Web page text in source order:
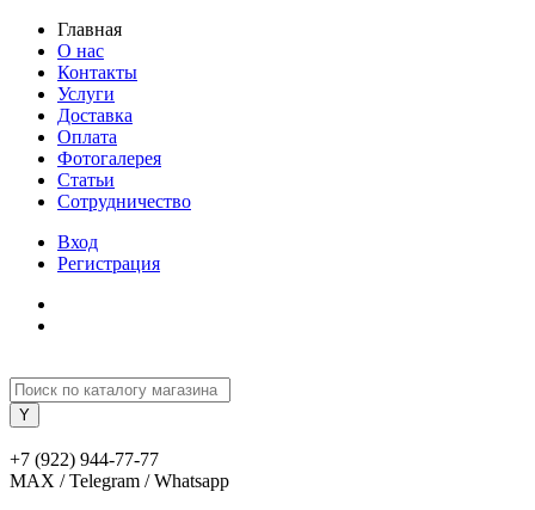
Главная
О нас
Контакты
Услуги
Доставка
Оплата
Фотогалерея
Статьи
Сотрудничество
Вход
Регистрация
+7 (922) 944-77-77
MAX / Telegram / Whatsapp